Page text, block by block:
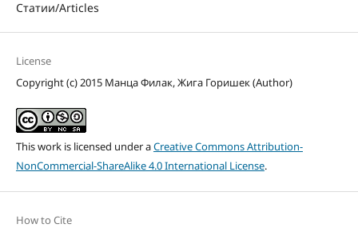
Статии/Articles
License
Copyright (c) 2015 Манца Филак, Жига Горишек (Author)
This work is licensed under aCreative Commons Attribution-
NonCommercial-ShareAlike 4.0 International License.
How to Cite